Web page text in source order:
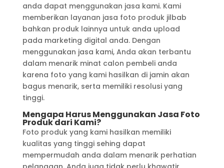
anda dapat menggunakan jasa kami. Kami
memberikan layanan jasa foto produk jilbab
bahkan produk lainnya untuk anda upload
pada marketing digital anda. Dengan
menggunakan jasa kami, Anda akan terbantu
dalam menarik minat calon pembeli anda
karena foto yang kami hasilkan di jamin akan
bagus menarik, serta memiliki resolusi yang
tinggi.
Mengapa Harus Menggunakan Jasa Foto
Produk dari Kami?
Foto produk yang kami hasilkan memiliki
kualitas yang tinggi sehing dapat
mempermudah anda dalam menarik perhatian